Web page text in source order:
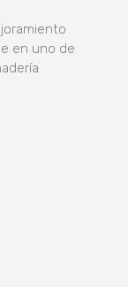
en uno de